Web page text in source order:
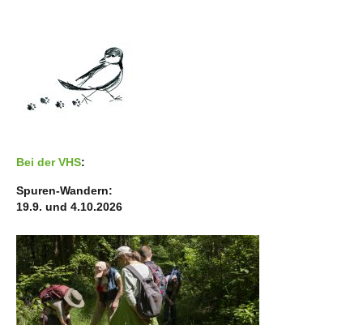
Bei der VHS:
Spuren-Wandern:
19.9. und 4.10.2026